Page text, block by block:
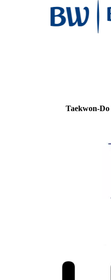
Taekwon-Do